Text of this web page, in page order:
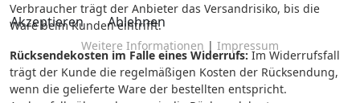
Verbraucher trägt der Anbieter das Versandrisiko, bis die
Ware beim Kunden eintrifft.
Rücksendekosten im Falle eines Widerrufs:Im Widerrufsfall
trägt der Kunde die regelmäßigen Kosten der Rücksendung,
wenn die gelieferte Ware der bestellten entspricht.
Akzeptieren Ablehnen
Weitere Informationen | Impressum